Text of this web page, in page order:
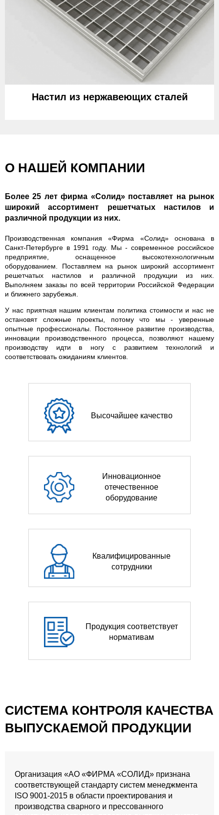
Настил из нержавеющих сталей
О НАШЕЙ КОМПАНИИ
Более 25 лет фирма «Солид» поставляет на рынок
широкий ассортимент решетчатых настилов и
различной продукции из них.
Производственная компания «Фирма «Солид» основана в
Санкт-Петербурге в 1991 году. Мы - современное российское
предприятие, оснащенное высокотехнологичным
оборудованием. Поставляем на рынок широкий ассортимент
решетчатых настилов и различной продукции из них.
Выполняем заказы по всей территории Российской Федерации
и ближнего зарубежья.
У нас приятная нашим клиентам политика стоимости и нас не
остановят сложные проекты, потому что мы - уверенные
опытные профессионалы. Постоянное развитие производства,
инновации производственного процесса, позволяют нашему
производству идти в ногу с развитием технологий и
соответствовать ожиданиям клиентов.
Высочайшее качество
Инновационное
отечественное
оборудование
Квалифицированные
сотрудники
Продукция соответствует
нормативам
СИСТЕМА КОНТРОЛЯ КАЧЕСТВА
ВЫПУСКАЕМОЙ ПРОДУКЦИИ
Организация «АО «ФИРМА «СОЛИД» признана
соответствующей стандарту систем менеджмента
ISO 9001-2015 в области проектирования и
производства сварного и прессованного